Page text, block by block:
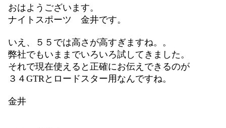
おはようございます。
ナイトスポーツ 金井です。
いえ、５５では高さが高すぎますね。。
弊社でもいままでいろいろ試してきました。
それで現在使えると正確にお伝えできるのが
３４GTRとロードスター用なんですね。
金井